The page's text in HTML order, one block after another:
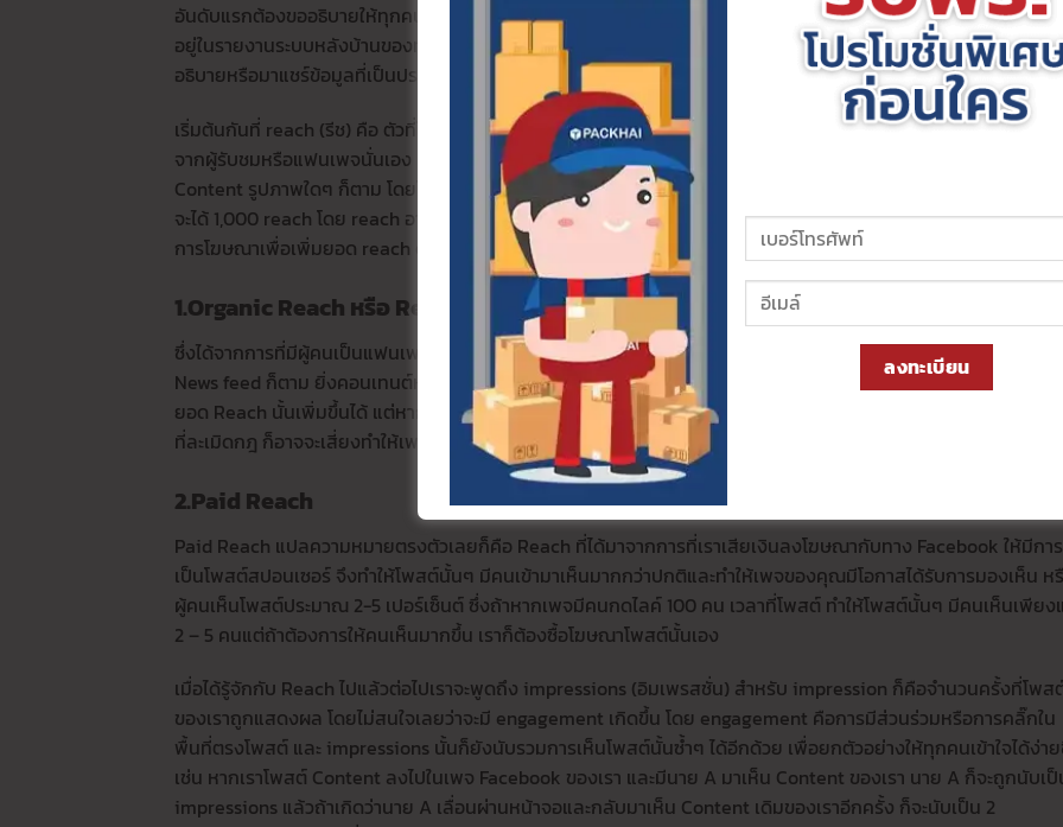
อันดับแรกต้องขออธิบายให้ทุกคนเข้าใจก่อนว่า impression และ reach เป็นคำศัพท์ทางการตลาดหรือ Digital
อยู่ในรายงานระบบหลังบ้านของทาง Facebook นั่นเอง และเพื่อให้คุณเข้าใจมากขึ้นเกี่ยวกับคำศัพท์ทั้งสองคำนี้ เราจะม
อธิบายหรือมาแชร์ข้อมูลที่เป็นประโยชน์ เล่าให้ทุกคนฟัง
เริ่มต้นกันที่ reach (รีช) คือ ตัวที่ใช้วัดจำนวนคนที่พบเห็น Content ของเรา เป็นการเข้าถึง Content และโพสต์ของเพจ
จากผู้รับชมหรือแฟนเพจนั่นเอง reach (รีช) ใช้หน่วยนับเป็นบุคคล ยกตัวอย่างเช่น สมมุติว่าเพจของเรามีการ Post
Content รูปภาพใดๆ ก็ตาม โดยโพสต์รูปภาพจำนวน 1 รูปทำให้มีการเข้าถึงผู้ใช้งานจำนวน 1,000 คน นั่นหมายความว่าเรา
จะได้ 1,000 reach โดย reach อาจไม่ได้ปรากฏอยู่ใน Facebook เท่านั้นแต่แพลตฟอร์ม Social Media ต่างๆ ก็มีฟังก์
การโฆษณาเพื่อเพิ่มยอด reach ด้วยเช่นเดียวกัน reach แบ่งออกเป็น 2 ประเภทหลักๆ ได้แก่
1.Organic Reach หรือ Reach
ซึ่งได้จากการที่มีผู้คนเป็นแฟนเพจจริงๆ ของเรามาเห็น Content ของเรา โดยที่ตั้งใจหรือไม่ได้ตั้งใจ แค่เลื่อนผ่านไปหน้า
News feed ก็ตาม ยิ่งคอนเทนต์หรือโพสต์มีคุณภาพ มีความน่าสนใจ และตอบโจทย์ความต้องการของลูกค้า ก็จะยิ่งทำให้
ยอด Reach นั้นเพิ่มขึ้นได้ แต่หากมีการทำคอนเทนต์ที่มีเนื้อหาไม่เหมาะสม เช่น เนื้อหาเกี่ยวกับความรุนแรง 18+ หรือเนื้อห
ที่ละเมิดกฎ ก็อาจจะเสี่ยงทำให้เพจถูกแบน และโดน Facebook ปิดกั้นการมองเห็น
2.Paid Reach
Paid Reach แปลความหมายตรงตัวเลยก็คือ Reach ที่ได้มาจากการที่เราเสียเงินลงโฆษณากับทาง Facebook ให้มีกา
เป็นโพสต์สปอนเซอร์ จึงทำให้โพสต์นั้นๆ มีคนเข้ามาเห็นมากกว่าปกติและทำให้เพจของคุณมีโอกาสได้รับการมองเห็น ห
ผู้คนเห็นโพสต์ประมาณ 2-5 เปอร์เซ็นต์ ซึ่งถ้าหากเพจมีคนกดไลค์ 100 คน เวลาที่โพสต์ ทำให้โพสต์นั้นๆ มีคนเห็นเพียง
2 – 5 คนแต่ถ้าต้องการให้คนเห็นมากขึ้น เราก็ต้องซื้อโฆษณาโพสต์นั้นเอง
เมื่อได้รู้จักกับ Reach ไปแล้วต่อไปเราจะพูดถึง impressions (อิมเพรสชั่น) สำหรับ impression ก็คือจำนวนครั้งที่โพส
ของเราถูกแสดงผล โดยไม่สนใจเลยว่าจะมี engagement เกิดขึ้น โดย engagement คือการมีส่วนร่วมหรือการคลิ๊กใน
พื้นที่ตรงโพสต์ และ impressions นั้นก็ยังนับรวมการเห็นโพสต์นั้นซ้ำๆ ได้อีกด้วย เพื่อยกตัวอย่างให้ทุกคนเข้าใจได้ง่า
เช่น หากเราโพสต์ Content ลงไปในเพจ Facebook ของเรา และมีนาย A มาเห็น Content ของเรา นาย A ก็จะถูกนับเป็
impressions แล้วถ้าเกิดว่านาย A เลื่อนผ่านหน้าจอและกลับมาเห็น Content เดิมของเราอีกครั้ง ก็จะนับเป็น 2
ลงทะเบียน